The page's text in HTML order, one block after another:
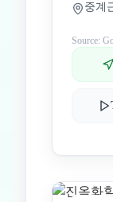
중계
Source: